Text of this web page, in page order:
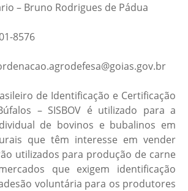
– Bruno Rodrigues de Pádua
8576
de Identificação e Certificação
– SISBOV é utilizado para a
de bovinos e bubalinos em
que têm interesse em vender
utilizados para produção de carne
que exigem identificação
voluntária para os produtores